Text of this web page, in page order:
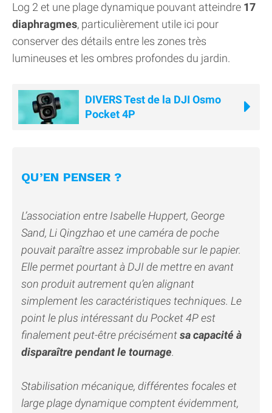
Log 2 et une plage dynamique pouvant atteindre 17
diaphragmes, particulièrement utile ici pour
conserver des détails entre les zones très
lumineuses et les ombres profondes du jardin.
DIVERS Test de la DJI Osmo
Pocket 4P
QU’EN PENSER ?
L’association entre Isabelle Huppert, George
Sand, Li Qingzhao et une caméra de poche
pouvait paraître assez improbable sur le papier.
Elle permet pourtant à DJI de mettre en avant
son produit autrement qu’en alignant
simplement les caractéristiques techniques. Le
point le plus intéressant du Pocket 4P est
finalement peut-être précisémentsa capacité à
disparaître pendant le tournage.
Stabilisation mécanique, différentes focales et
large plage dynamique comptent évidemment,